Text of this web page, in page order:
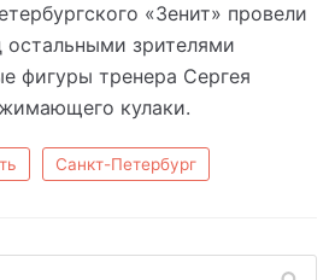
«Зенит» провели
зрителями
фигуры тренера Сергея
кулаки.
Санкт-Петербург